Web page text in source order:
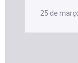
25 de